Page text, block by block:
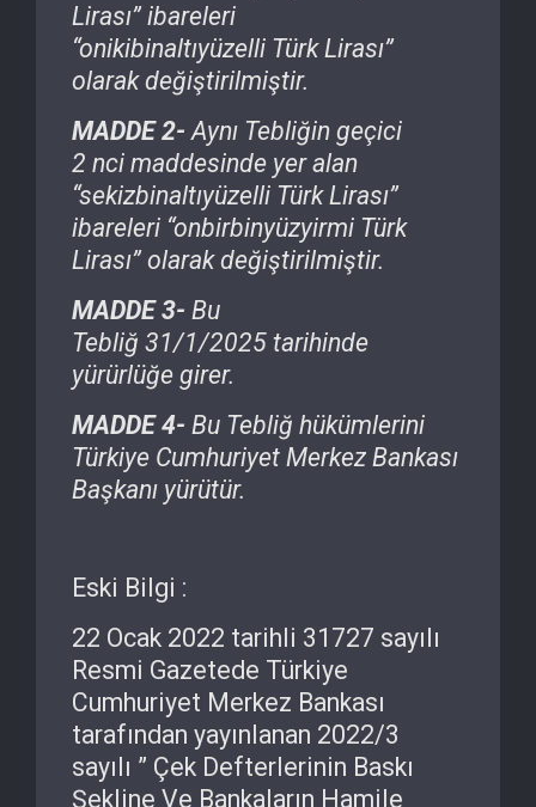
Lirası” ibareleri
“onikibinaltıyüzelli Türk Lirası”
olarak değiştirilmiştir.
MADDE 2- Aynı Tebliğin geçici
2 nci maddesinde yer alan
“sekizbinaltıyüzelli Türk Lirası”
ibareleri “onbirbinyüzyirmi Türk
Lirası” olarak değiştirilmiştir.
MADDE 3- Bu
Tebliğ 31/1/2025 tarihinde
yürürlüğe girer.
MADDE 4- Bu Tebliğ hükümlerini
Türkiye Cumhuriyet Merkez Bankası
Başkanı yürütür.
Eski Bilgi :
22 Ocak 2022 tarihli 31727 sayılı
Resmi Gazetede Türkiye
Cumhuriyet Merkez Bankası
tarafından yayınlanan 2022/3
sayılı ” Çek Defterlerinin Baskı
Şekline Ve Bankaların Hamile